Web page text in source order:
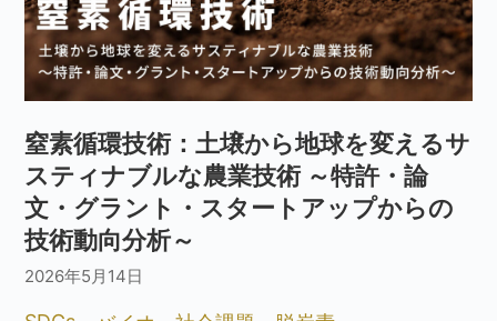
窒素循環技術：土壌から地球を変えるサ
スティナブルな農業技術 ～特許・論
文・グラント・スタートアップからの
技術動向分析～
2026年5月14日